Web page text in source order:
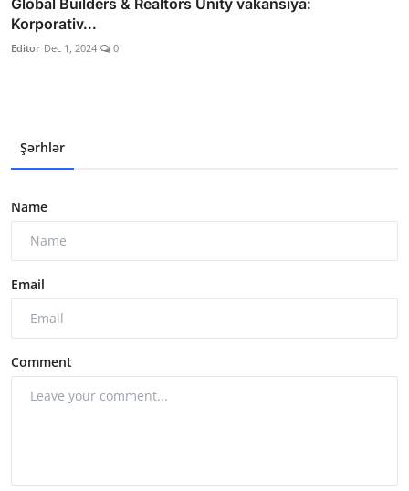
Korporativ...
Editor Dec 1, 2024 0
Şərhlər
Name
Email
Comment